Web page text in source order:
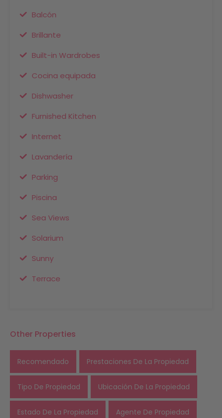
Balcón
Brillante
Built-in Wardrobes
Cocina equipada
Dishwasher
Furnished Kitchen
Internet
Lavandería
Parking
Piscina
Sea Views
Solarium
Sunny
Terrace
Other Properties
Recomendado Prestaciones De La Propiedad
Tipo De Propiedad Ubicación De La Propiedad
Estado De La Propiedad Agente De Propiedad